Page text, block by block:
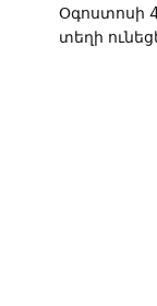
Օգոստոսի
տեղի